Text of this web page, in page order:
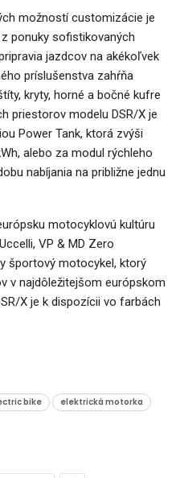
možností customizácie je
ponuky sofistikovaných
jazdcov na akékoľvek
príslušenstva zahŕňa
kryty, horné a bočné kufre
priestorov modelu DSR/X je
Power Tank, ktorá zvýši
alebo za modul rýchleho
nabíjania na približne jednu
motocyklovú kultúru
VP & MD Zero
športový motocykel, ktorý
v najdôležitejšom európskom
X je k dispozícii vo farbách
bike
elektrická motorka